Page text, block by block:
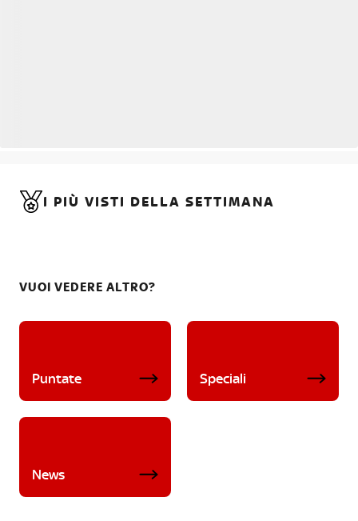
I PIÙ VISTI DELLA SETTIMANA
VUOI VEDERE ALTRO?
Puntate Speciali
News